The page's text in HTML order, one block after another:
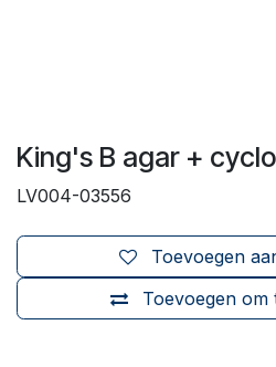
King's B agar +
LV004-03556
Toevoegen om
Toevoegen